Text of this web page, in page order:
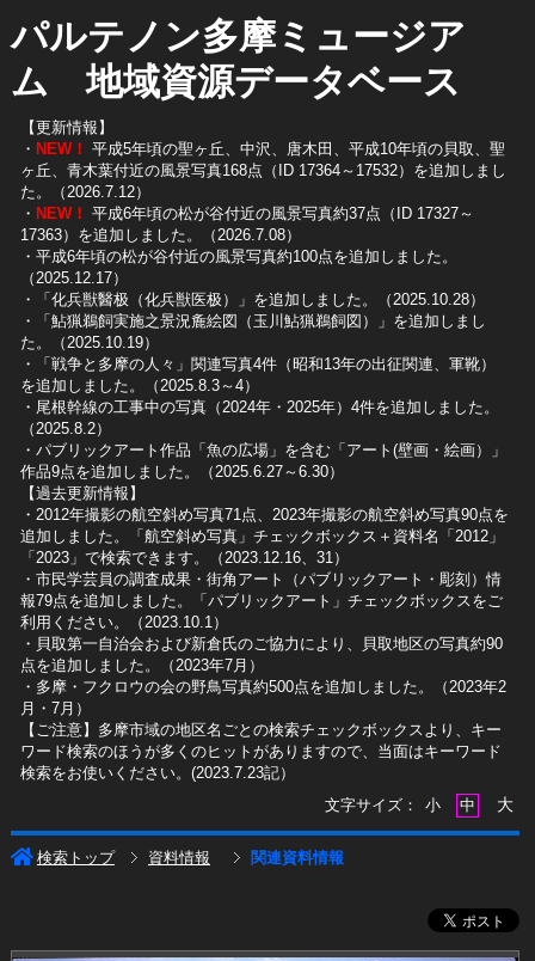
パルテノン多摩ミュージア
ム 地域資源データベース
【更新情報】
・ NEW！ 平成5年頃の聖ヶ丘、中沢、唐木田、平成10年頃の貝取、聖
ヶ丘、青木葉付近の風景写真168点（ID 17364～17532）を追加しまし
た。（2026.7.12）
・ NEW！ 平成6年頃の松が谷付近の風景写真約37点（ID 17327～
17363）を追加しました。（2026.7.08）
・平成6年頃の松が谷付近の風景写真約100点を追加しました。
（2025.12.17）
・「化兵獣醫极（化兵獣医极）」を追加しました。（2025.10.28）
・「鮎猟鵜飼実施之景況麁絵図（玉川鮎猟鵜飼図）」を追加しまし
た。（2025.10.19）
​・「戦争と多摩の人々」関連写真4件（昭和13年の出征関連、軍靴）
を追加しました。（2025.8.3～4）
​・尾根幹線の工事中の写真（2024年・2025年）4件を追加しました。
（2025.8.2）
​・パブリックアート作品「魚の広場」を含む「アート(壁画・絵画）」
作品9点を追加しました。（2025.6.27～6.30）
【過去更新情報】
・2012年撮影の航空斜め写真71点、2023年撮影の航空斜め写真90点を
追加しました。「航空斜め写真」チェックボックス＋資料名「2012」
「2023」で検索できます。（2023.12.16、31）
​・市民学芸員の調査成果・街角アート（パブリックアート・彫刻）情
報79点を追加しました。「パブリックアート」チェックボックスをご
利用ください。（2023.10.1）
・貝取第一自治会および新倉氏のご協力により、貝取地区の写真約90
点を追加しました。（2023年7月）
・多摩・フクロウの会の野鳥写真約500点を追加しました。（2023年2
月・7月）
【ご注意】多摩市域の地区名ごとの検索チェックボックスより、キー
ワード検索のほうが多くのヒットがありますので、当面はキーワード
検索をお使いください。(2023.7.23記）
文字サイズ：
小 中 大
検索トップ 資料情報 関連資料情報